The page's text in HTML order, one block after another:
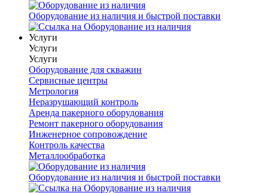
Оборудование из наличия и быстрой поставки
Услуги
Услуги
Услуги
Оборудование для скважин
Сервисные центры
Метрология
Неразрушающий контроль
Аренда пакерного оборудования
Ремонт пакерного оборудования
Инженерное сопровождение
Контроль качества
Металлообработка
Оборудование из наличия и быстрой поставки